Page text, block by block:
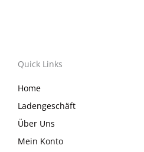
Quick Links
Home
Ladengeschäft
Über Uns
Mein Konto